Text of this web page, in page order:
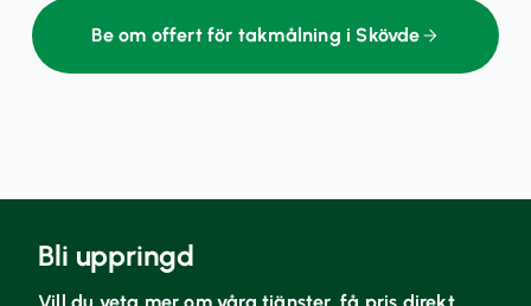
Be om offert för takmålning i Skövde
Bli uppringd